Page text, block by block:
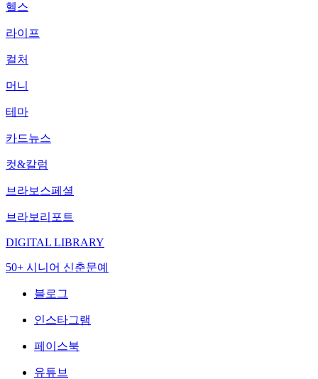
헬스
라이프
컬처
머니
테마
카드뉴스
컷&칼럼
브라보스페셜
브라보리포트
DIGITAL LIBRARY
50+ 시니어 신춘문예
블로그
인스타그램
페이스북
유튜브